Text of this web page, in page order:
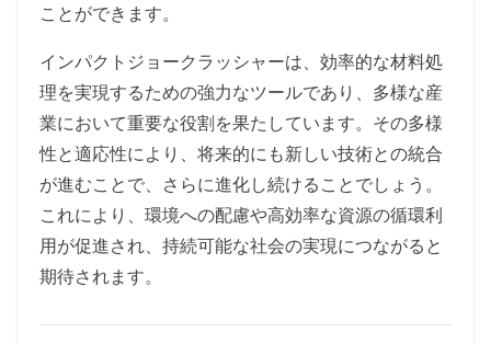
ことができます。
インパクトジョークラッシャーは、効率的な材料処
理を実現するための強力なツールであり、多様な産
業において重要な役割を果たしています。その多様
性と適応性により、将来的にも新しい技術との統合
が進むことで、さらに進化し続けることでしょう。
これにより、環境への配慮や高効率な資源の循環利
用が促進され、持続可能な社会の実現につながると
期待されます。